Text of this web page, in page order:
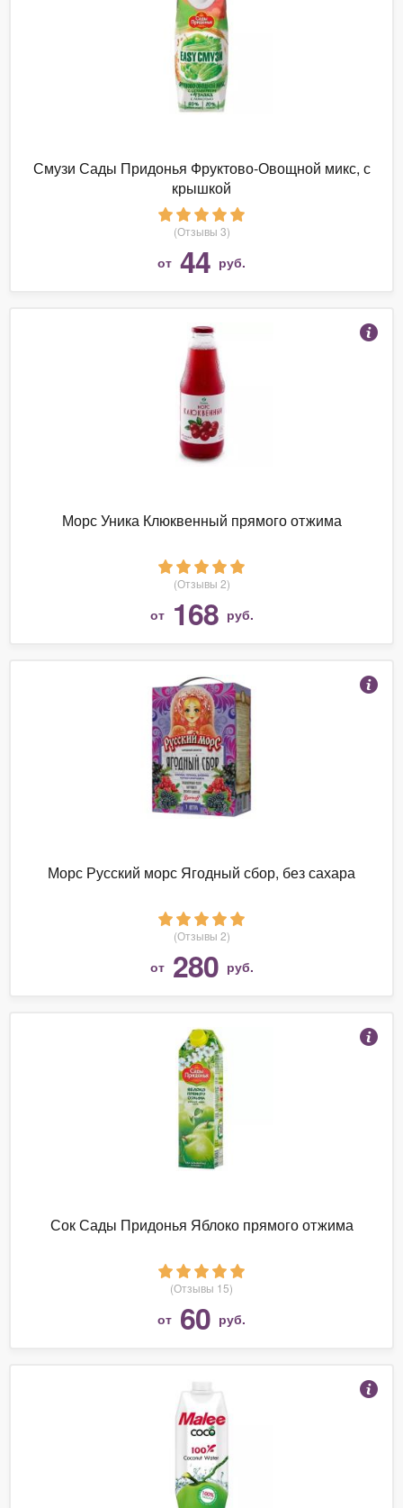
Смузи Сады Придонья Фруктово-Овощной микс, с
крышкой
(Отзывы 3)
от 44 руб.
Морс Уника Клюквенный прямого отжима
(Отзывы 2)
от 168 руб.
Морс Русский морс Ягодный сбор, без сахара
(Отзывы 2)
от 280 руб.
Сок Сады Придонья Яблоко прямого отжима
(Отзывы 15)
от 60 руб.